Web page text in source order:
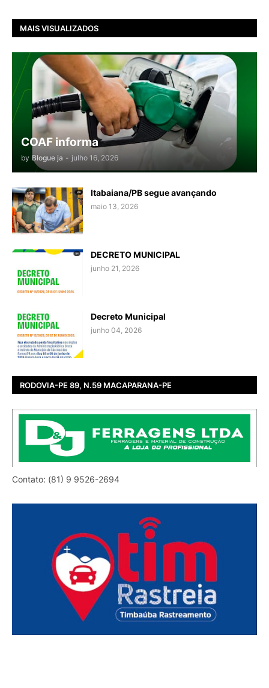
MAIS VISUALIZADOS
COAF informa
by Blogue ja - julho 16, 2026
Itabaiana/PB segue avançando
maio 13, 2026
DECRETO MUNICIPAL
junho 21, 2026
Decreto Municipal
junho 04, 2026
RODOVIA-PE 89, N.59 MACAPARANA-PE
Contato: (81) 9 9526-2694